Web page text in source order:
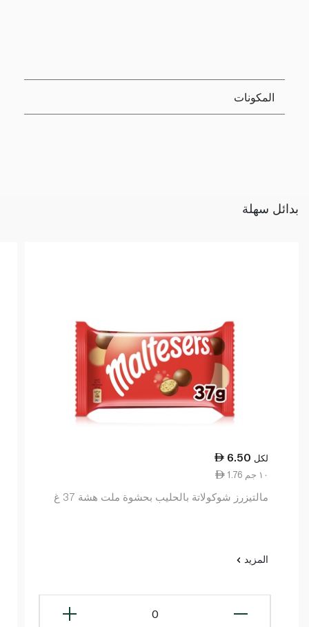
المكونات
بدائل سهلة
6.50 لكل
1.76 ١٠ جم
مالتيزرز شوكولاتة بالحليب بحشوة ملت هشة 37 غ
المزيد
0